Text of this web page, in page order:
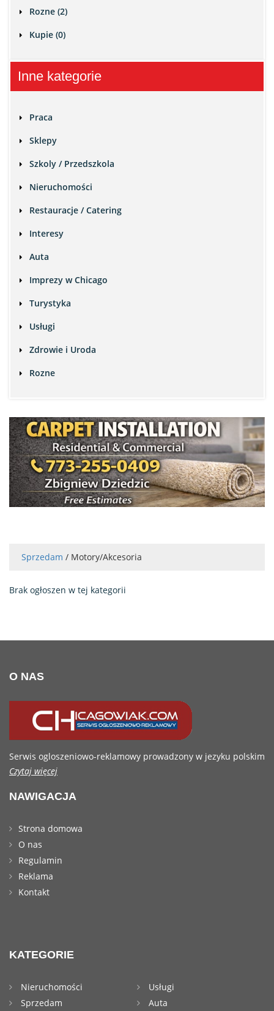
Rozne (2)
Kupie (0)
Inne kategorie
Praca
Sklepy
Szkoly / Przedszkola
Nieruchomości
Restauracje / Catering
Interesy
Auta
Imprezy w Chicago
Turystyka
Usługi
Zdrowie i Uroda
Rozne
Sprzedam / Motory/Akcesoria
Brak ogłoszen w tej kategorii
O NAS
Serwis ogloszeniowo-reklamowy prowadzony w jezyku polskim
Czytaj więcej
NAWIGACJA
Strona domowa
O nas
Regulamin
Reklama
Kontakt
KATEGORIE
Nieruchomości
Usługi
Sprzedam
Auta